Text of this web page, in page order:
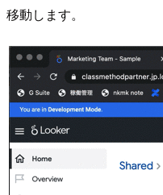
移動します。